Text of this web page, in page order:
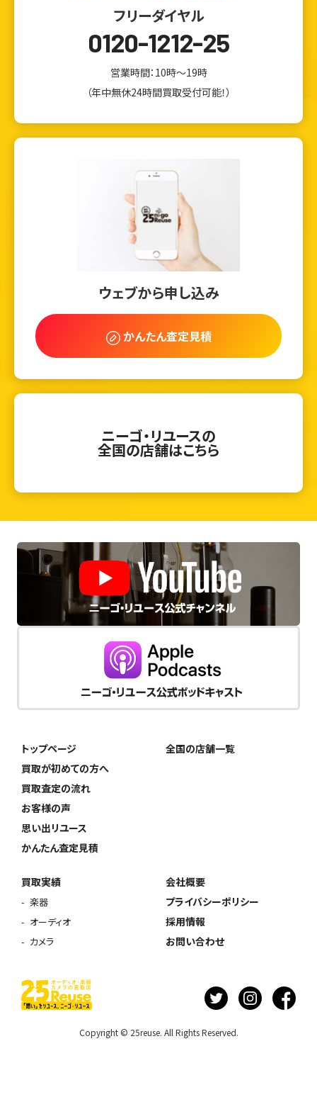
フリーダイヤル
0120-1212-25
営業時間：10時～19時
（年中無休24時間買取受付可能！）
ウェブから申し込み
かんたん査定見積
ニーゴ・リユースの
全国の店舗はこちら
トップページ
買取が初めての方へ
買取査定の流れ
お客様の声
思い出リユース
かんたん査定見積
全国の店舗一覧
買取実績
楽器
オーディオ
カメラ
会社概要
プライバシーポリシー
採用情報
お問い合わせ
Copyright © 25reuse. All Rights Reserved.